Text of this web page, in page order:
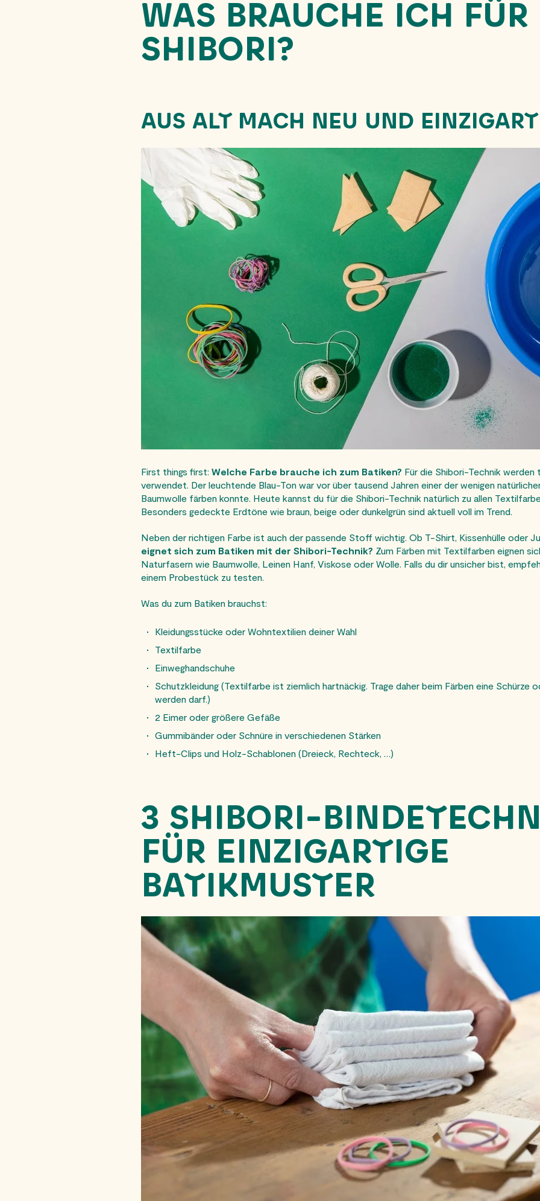
WAS BRAUCHE ICH FÜR
SHIBORI?
AUS ALT MACH NEU UND
First things first: Welche Farbe brauche ich zum Batiken? Für die Shibori-Technik
verwendet. Der leuchtende Blau-Ton war vor über tausend Jahren einer der wenigen
Baumwolle färben konnte. Heute kannst du für die Shibori-Technik natürlich zu allen
Besonders gedeckte Erdtöne wie braun, beige oder dunkelgrün sind aktuell voll im Trend.
Neben der richtigen Farbe ist auch der passende Stoff wichtig. Ob T-Shirt, Kissenhülle oder
eignet sich zum Batiken mit der Shibori-Technik? Zum Färben mit Textilfarben eignen
Naturfasern wie Baumwolle, Leinen Hanf, Viskose oder Wolle. Falls du dir unsicher bist,
einem Probestück zu testen.
Was du zum Batiken brauchst:
Kleidungsstücke oder Wohntextilien deiner Wahl
Textilfarbe
Einweghandschuhe
Schutzkleidung (Textilfarbe ist ziemlich hartnäckig. Trage daher beim Färben eine Schürze
werden darf.)
2 Eimer oder größere Gefäße
Gummibänder oder Schnüre in verschiedenen Stärken
Heft-Clips und Holz-Schablonen (Dreieck, Rechteck, …)
3 SHIBORI-
FÜR EINZIGARTIGE
BATIKMUSTER